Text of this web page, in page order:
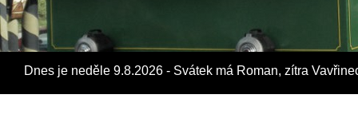
Dnes je neděle 9.8.2026 - Svátek má Roman, zí­tra